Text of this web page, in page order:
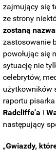
zajmujący się
ze strony
zostaną
zastosowanie
powołując się
sytuację nie
celebrytów,
użytkowników
raportu
Radcliffe'a i
następujący
„Gwiazdy,